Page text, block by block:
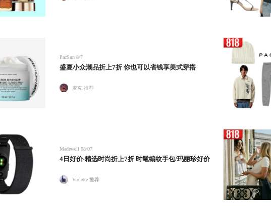
PacSun 8/7
盛夏小众潮品折上7折 你也可以省钱享美式穿搭
麦克 推荐
Madewell 08/07
4日好价·精选时尚折上7折 时髦编纹手包/玛丽珍好价
Violette 推荐